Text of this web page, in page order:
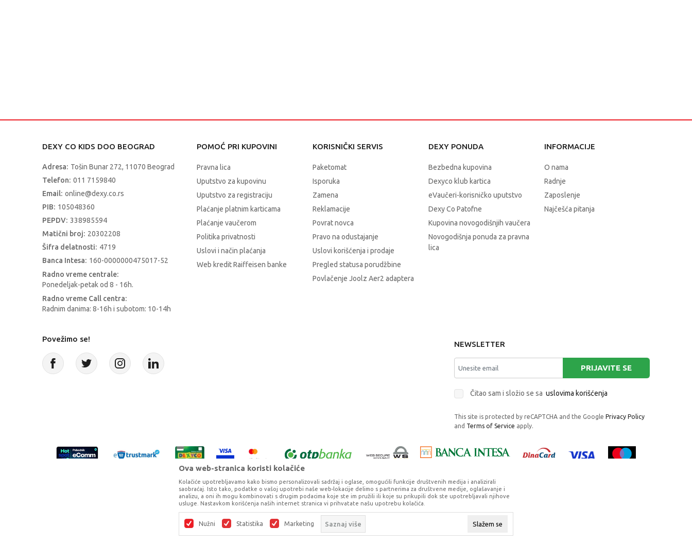
DEXY CO KIDS DOO BEOGRAD
Adresa: Tošin Bunar 272, 11070 Beograd
Telefon: 011 7159840
Email: online@dexy.co.rs
PIB: 105048360
PEPDV: 338985594
Matični broj: 20302208
Šifra delatnosti: 4719
Banca Intesa: 160-0000000475017-52
Radno vreme centrale:
Ponedeljak-petak od 8 - 16h.
Radno vreme Call centra:
Radnim danima: 8-16h i subotom: 10-14h
POMOĆ PRI KUPOVINI
Pravna lica
Uputstvo za kupovinu
Uputstvo za registraciju
Plaćanje platnim karticama
Plaćanje vaučerom
Politika privatnosti
Uslovi i način plaćanja
Web kredit Raiffeisen banke
KORISNIČKI SERVIS
Paketomat
Isporuka
Zamena
Reklamacije
Povrat novca
Pravo na odustajanje
Uslovi korišćenja i prodaje
Pregled statusa porudžbine
Povlačenje Joolz Aer2 adaptera
DEXY PONUDA
Bezbedna kupovina
Dexyco klub kartica
eVaučeri-korisničko uputstvo
Dexy Co Patofne
Kupovina novogodišnjih vaučera
Novogodišnja ponuda za pravna
lica
INFORMACIJE
O nama
Radnje
Zaposlenje
Najčešća pitanja
Povežimo se!
NEWSLETTER
PRIJAVITE SE
Čitao sam i složio se sa uslovima korišćenja
This site is protected by reCAPTCHA and the Google Privacy Policy
and Terms of Service apply.
Proizvode na sajtu nastojimo da opišemo što je preciznije moguće, ali ne možemo garantovati da su svi podaci i fotografije, navedeni u okrviru proizvoda, u
potpunosti kompletni i bez grešaka. Svi artikli prikazani na sajtu su deo naše ponude, ali ne podrazumeva da su dostupni u svakom trenutku.
www.dexy.co.rs, IzradaNB SOFT
Ova web-stranica koristi kolačiće
Kolačiće upotrebljavamo kako bismo personalizovali sadržaj i oglase, omogućili funkcije društvenih medija i analizirali
saobraćaj. Isto tako, podatke o vašoj upotrebi naše web-lokacije delimo s partnerima za društvene medije, oglašavanje i
analizu, a oni ih mogu kombinovati s drugim podacima koje ste im pružili ili koje su prikupili dok ste upotrebljavali njihove
usluge. Nastavkom korišćenja naših internet stranica vi prihvatate našu upotrebu kolačića.
Nužni Statistika Marketing Saznaj više Slažem se